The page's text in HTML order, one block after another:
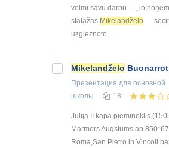
vēlmi savu darbu ... , jo
stalažas Mikelandželo
uzgleznoto ...
Mikelandželo
Презентация для основной
школы
18
Jūlija II kapa piemineklis
Marmors Augstums ap
Roma,San Pietro in Vincoli